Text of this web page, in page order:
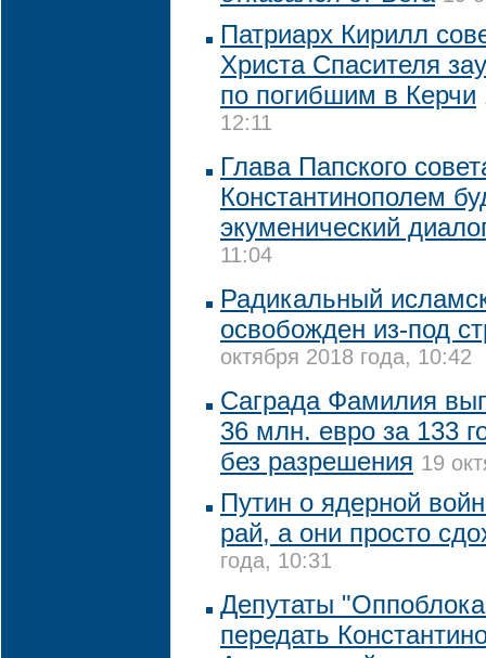
Патриарх Кирилл
Христа Спасителя
по погибшим в Керчи
12:11
Глава Папского
Константинополем
экуменический
11:04
Радикальный
освобожден из-под
октября 2018 года, 10:42
Саграда Фамилия
36 млн. евро за 133
без разрешения 19
Путин о ядерной
рай, а они просто
года, 10:31
Депутаты
передать